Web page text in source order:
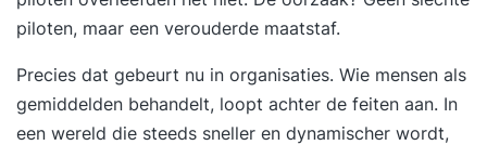
piloten, maar een verouderde maatstaf.
Precies dat gebeurt nu in organisaties. Wie mensen als
gemiddelden behandelt, loopt achter de feiten aan. In
een wereld die steeds sneller en dynamischer wordt,